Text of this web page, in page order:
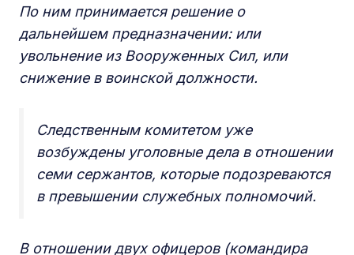
По ним принимается решение о
дальнейшем предназначении: или
увольнение из Вооруженных Сил, или
снижение в воинской должности.
Следственным комитетом уже
возбуждены уголовные дела в отношении
семи сержантов, которые подозреваются
в превышении служебных полномочий.
В отношении двух офицеров (командира